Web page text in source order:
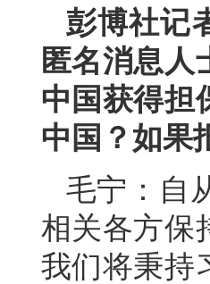
彭博社记
匿名消息人
中国获得担
中国？如果
毛宁：自
相关各方保
我们将秉持